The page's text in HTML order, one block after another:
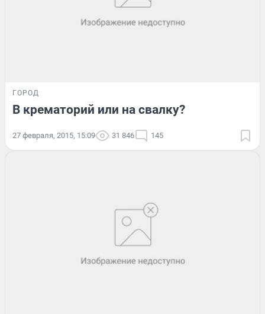
ГОРОД
В крематорий или на свалку?
27 февраля, 2015, 15:09 31 846 145